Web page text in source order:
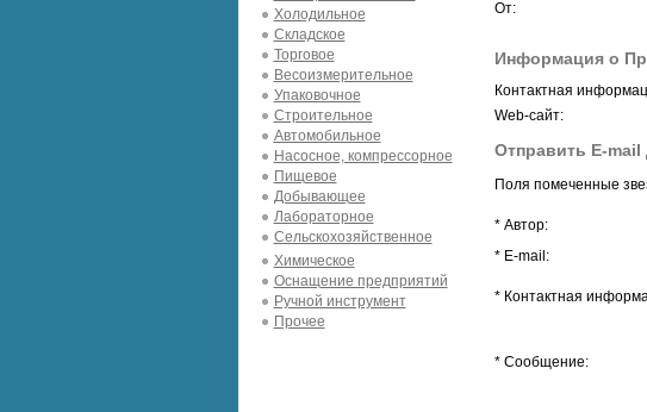
Холодильное
Складское
Торговое
Весоизмерительное
Упаковочное
Строительное
Автомобильное
Насосное, компрессорное
Пищевое
Добывающее
Лабораторное
Сельскохозяйственное
Химическое
Оснащение предприятий
Ручной инструмент
Прочее
От:
Информация о
Контактная
Web-сайт:
Отправить E-
Поля помеченные
* Автор:
* E-mail:
* Контактная
* Сообщение: